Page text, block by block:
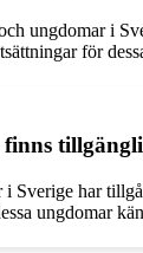
ungdomar i
för
Sverige har
ungdomar